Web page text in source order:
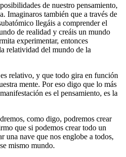
de nuestro pensamiento,
Imaginaros también que a través de
llegáis a comprender el
de realidad y creáis un mundo
experimentar, entonces
relatividad del mundo de la
relativo, y que todo gira en función
mente. Por eso digo que lo más
es el pensamiento, es la
como digo, podremos crear
que si podemos crear todo un
una nave que nos englobe a todos,
mismo mundo.